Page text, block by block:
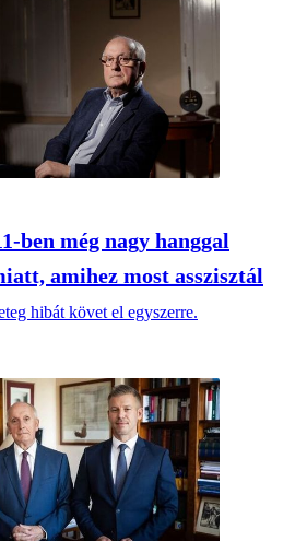
ben még nagy hanggal
amihez most asszisztál
hibát követ el egyszerre.